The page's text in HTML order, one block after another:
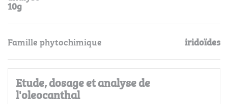
Etude, dosage et analyse de
l'oleocanthal
10g
Famille phytochimique iridoïdes